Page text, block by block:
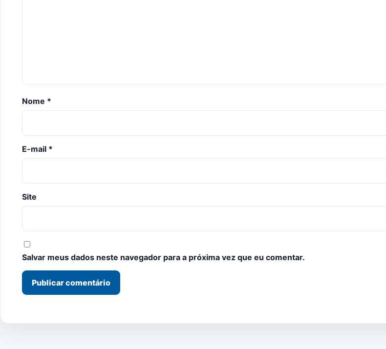
Nome *
E-mail *
Site
Salvar meus dados neste navegador para a próxima vez que eu comentar.